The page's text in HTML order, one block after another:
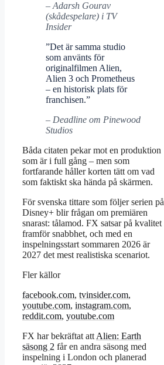
– Adarsh Gourav
(skådespelare) i TV
Insider
”Det är samma studio
som använts för
originalfilmen Alien,
Alien 3 och Prometheus
– en historisk plats för
franchisen.”
– Deadline om Pinewood
Studios
Båda citaten pekar mot en produktion
som är i full gång – men som
fortfarande håller korten tätt om vad
som faktiskt ska hända på skärmen.
För svenska tittare som följer serien på
Disney+ blir frågan om premiären
snarast: tålamod. FX satsar på kvalitet
framför snabbhet, och med en
inspelningsstart sommaren 2026 är
2027 det mest realistiska scenariot.
Fler källor
facebook.com, tvinsider.com,
youtube.com, instagram.com,
reddit.com, youtube.com
FX har bekräftat att Alien: Earth
säsong 2 får en andra säsong med
inspelning i London och planerad